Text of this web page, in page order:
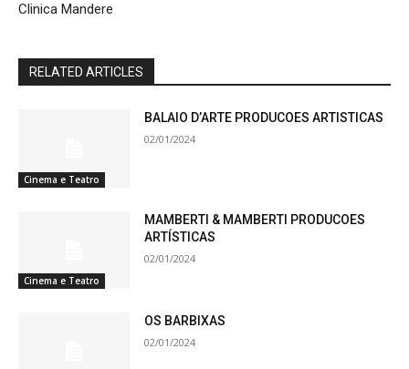
Clinica Mandere
RELATED ARTICLES
Cinema e Teatro
BALAIO D’ARTE PRODUCOES ARTISTICAS
02/01/2024
Cinema e Teatro
MAMBERTI & MAMBERTI PRODUCOES
ARTÍSTICAS
02/01/2024
OS BARBIXAS
02/01/2024